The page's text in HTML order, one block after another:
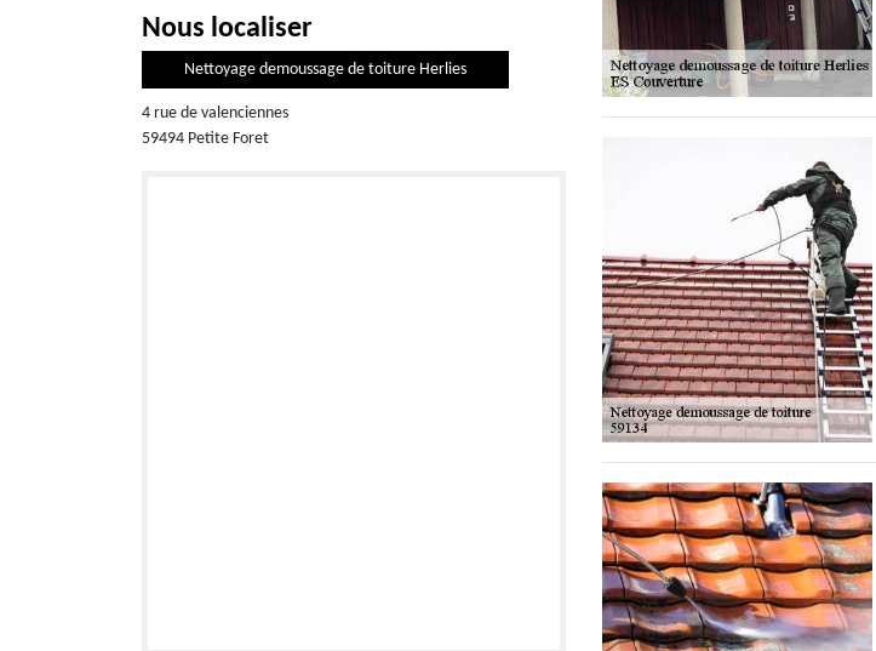
Nous localiser
Nettoyage demoussage de toiture Herlies
4 rue de valenciennes
59494 Petite Foret